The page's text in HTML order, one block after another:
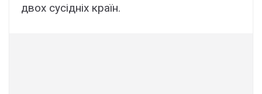
двох сусідніх країн.